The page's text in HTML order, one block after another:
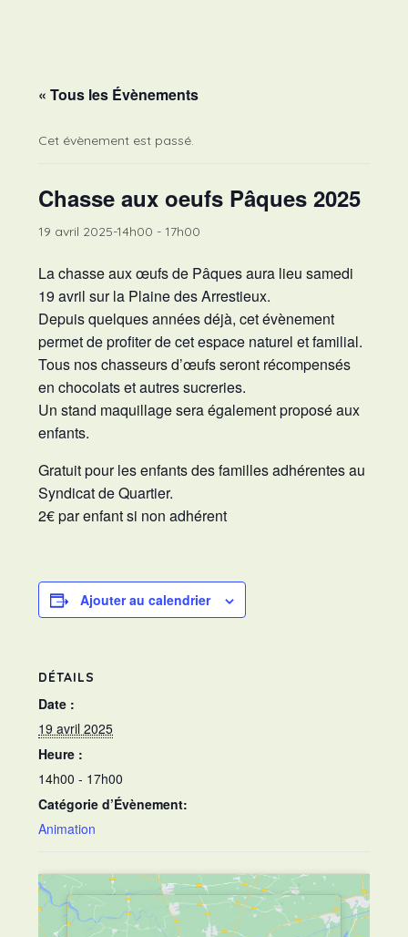
« Tous les Évènements
Cet évènement est passé.
Chasse aux oeufs Pâques 2025
19 avril 2025-14h00 -17h00
La chasse aux œufs de Pâques aura lieu samedi
19 avril sur la Plaine des Arrestieux.
Depuis quelques années déjà, cet évènement
permet de profiter de cet espace naturel et familial.
Tous nos chasseurs d’œufs seront récompensés
en chocolats et autres sucreries.
Un stand maquillage sera également proposé aux
enfants.
Gratuit pour les enfants des familles adhérentes au
Syndicat de Quartier.
2€ par enfant si non adhérent
Ajouter au calendrier
DÉTAILS
Date :
19 avril 2025
Heure :
14h00 - 17h00
Catégorie d’Évènement:
Animation